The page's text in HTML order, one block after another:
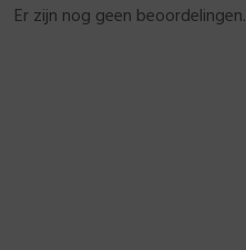
Er zijn nog geen beoordelingen.